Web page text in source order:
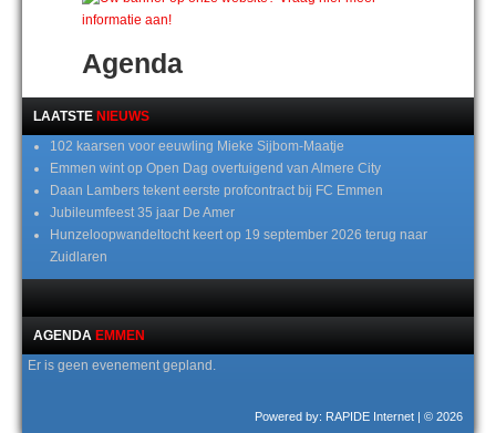
Agenda
LAATSTE NIEUWS
102 kaarsen voor eeuwling Mieke Sijbom-Maatje
Emmen wint op Open Dag overtuigend van Almere City
Daan Lambers tekent eerste profcontract bij FC Emmen
Jubileumfeest 35 jaar De Amer
Hunzeloopwandeltocht keert op 19 september 2026 terug naar
Zuidlaren
AGENDA EMMEN
Er is geen evenement gepland.
Powered by: RAPIDE Internet | © 2026